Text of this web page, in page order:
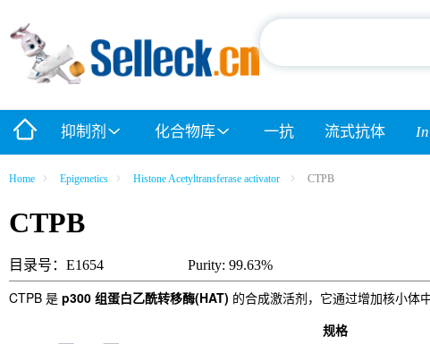
抑制剂 化合物库 一抗 流式抗体
Home Epigenetics Histone Acetyltransferase activator CTPB
CTPB
目录号：E1654 Purity: 99.63%
CTPB 是 p300 组蛋白乙酰转移酶(HAT) 的合成激活剂，它通过增加核小体
规格